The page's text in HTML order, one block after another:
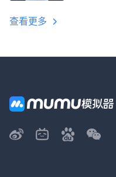
查看更多